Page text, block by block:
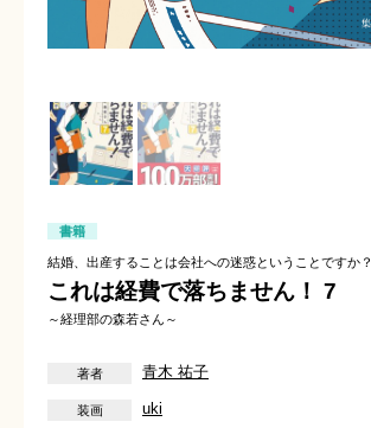
書籍
結婚、出産することは会社への迷惑ということですか？
これは経費で落ちません！ 7
～経理部の森若さん～
青木 祐子
uki